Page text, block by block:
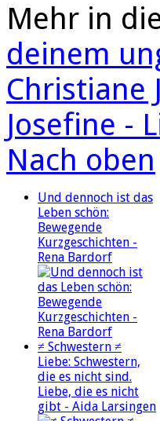
Mehr in
deinem
Christiane
Josefine -
Nach oben
Und dennoch ist das
Leben schön:
Bewegende
Kurzgeschichten -
Rena Bardorf
≠ Schwestern ≠
Liebe: Schwestern,
die es nicht sind.
Liebe, die es nicht
gibt - Aida Larsingen